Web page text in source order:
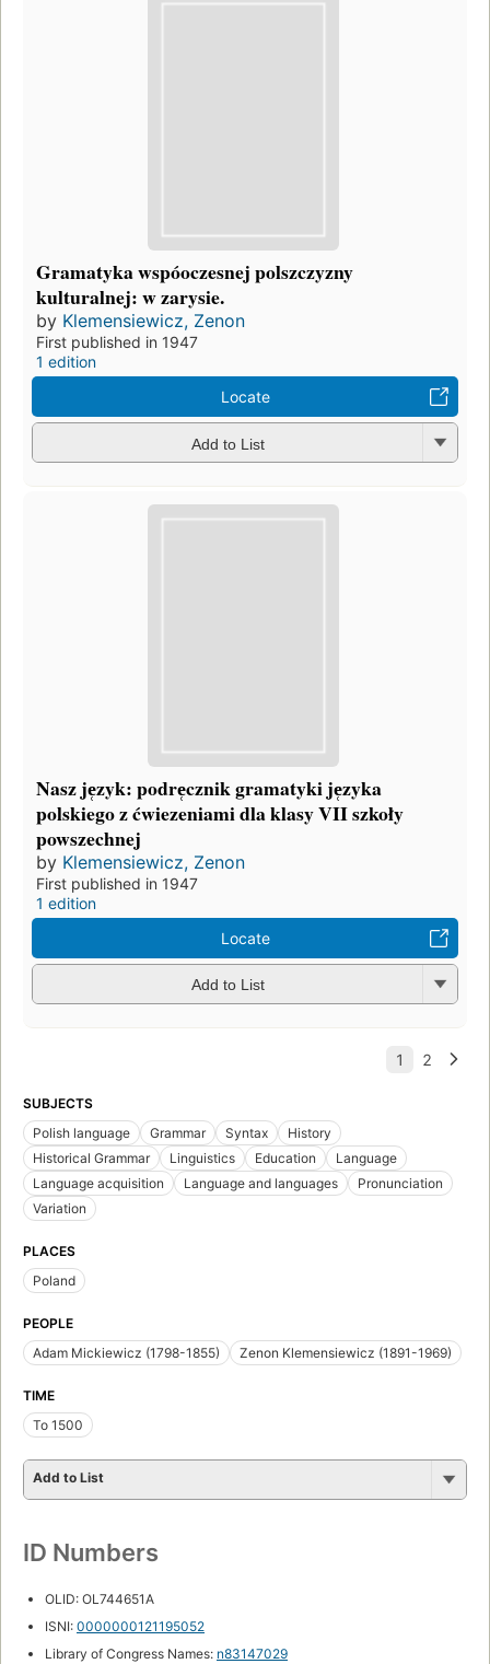
Gramatyka wspóoczesnej polszczyzny
kulturalnej: w zarysie.
by Klemensiewicz, Zenon
First published in 1947
1 edition
Locate
Add to List
Nasz je̜zyk: podre̜cznik gramatyki je̜zyka
polskiego z ćwiezeniami dla klasy VII szkoły
powszechnej
by Klemensiewicz, Zenon
First published in 1947
1 edition
Locate
Add to List
SUBJECTS
Polish language
Grammar Syntax
History
Historical Grammar
Linguistics Education
Language
Language acquisition
Language and languages
Pronunciation
Variation
PLACES
Poland
PEOPLE
Adam Mickiewicz (1798-1855)
Zenon Klemensiewicz (1891-1969)
TIME
To 1500
Add to List
ID Numbers
OLID: OL744651A
ISNI: 0000000121195052
Library of Congress Names: n83147029